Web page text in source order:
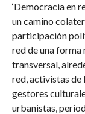
‘Democracia en
un camino
participación
red de una forma
transversal,
red, activistas de
gestores
urbanistas,